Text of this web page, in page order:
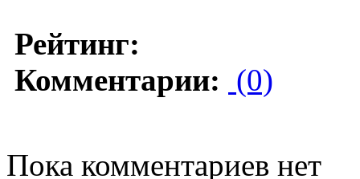
Рейтинг:
Комментарии: (0)
Пока комментариев нет